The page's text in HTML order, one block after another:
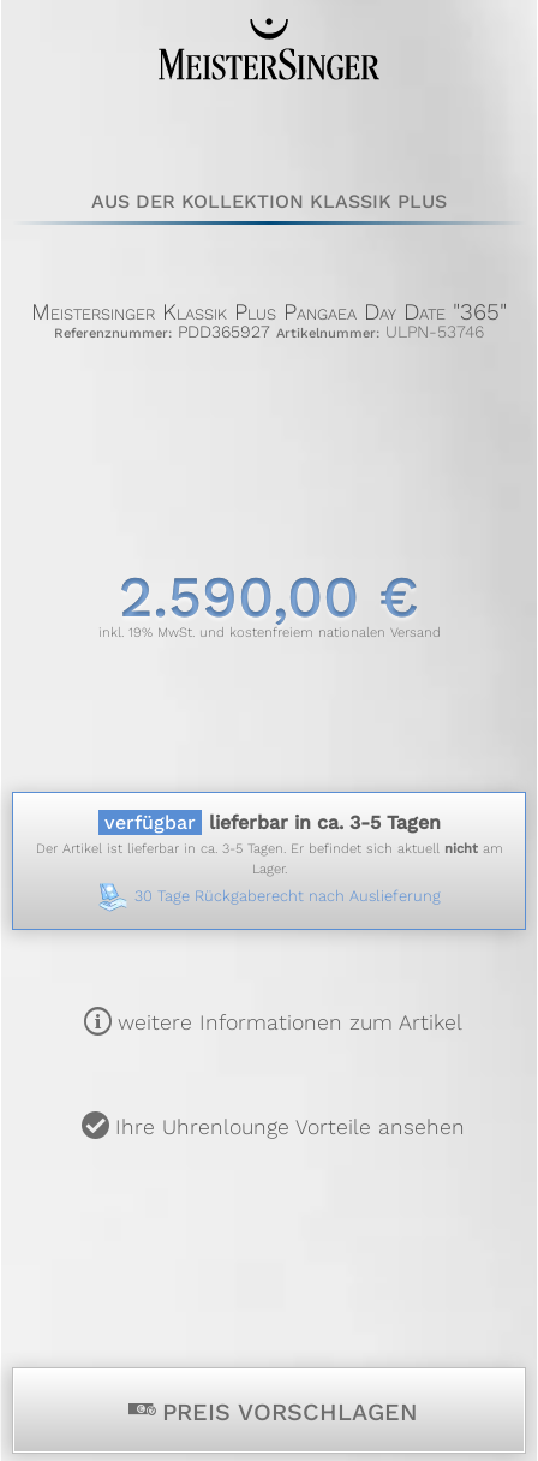
AUS DER KOLLEKTION KLASSIK PLUS
Meistersinger Klassik Plus Pangaea Day Date "365"
Referenznummer: PDD365927 Artikelnummer: ULPN-53746
2.590,00 €
inkl. 19% MwSt. und kostenfreiem nationalen Versand
verfügbar lieferbar in ca. 3-5 Tagen
Der Artikel ist lieferbar in ca. 3-5 Tagen. Er befindet sich aktuell nichtam
Lager.
30 Tage Rückgaberecht nach Auslieferung
m weitere Informationen zum Artikel
u Ihre Uhrenlounge Vorteile ansehen
p PREIS VORSCHLAGEN